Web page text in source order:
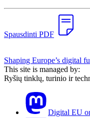
Spausdinti PDF
Shaping Europe’s digital
This site is managed by:
Ryšių tinklų, turinio ir
Digital EU